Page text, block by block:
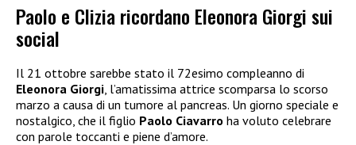
Paolo e Clizia ricordano Eleonora Giorgi sui
social
Il 21 ottobre sarebbe stato il 72esimo compleanno di
Eleonora Giorgi , l’amatissima attrice scomparsa lo scorso
marzo a causa di un tumore al pancreas. Un giorno speciale e
nostalgico, che il figlio Paolo Ciavarro ha voluto celebrare
con parole toccanti e piene d’amore.